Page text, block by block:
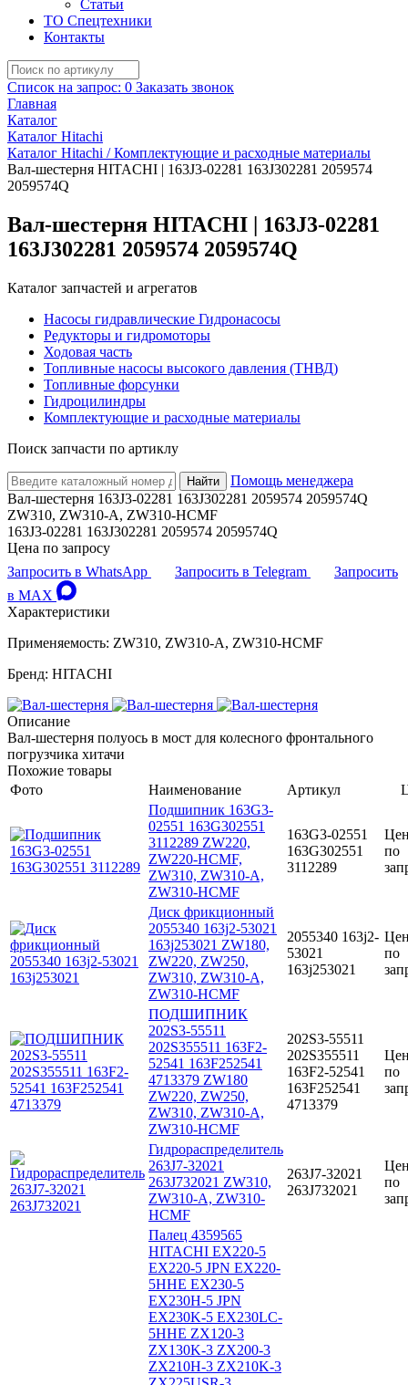
Статьи
ТО Спецтехники
Контакты
Список на запрос: 0 Заказать звонок
Главная
Каталог
Каталог Hitachi
Каталог Hitachi / Комплектующие и расходные материалы
Вал-шестерня HITACHI | 163J3-02281 163J302281 2059574
2059574Q
Вал-шестерня HITACHI | 163J3-02281
163J302281 2059574 2059574Q
Каталог запчастей и агрегатов
Насосы гидравлические Гидронасосы
Редукторы и гидромоторы
Ходовая часть
Топливные насосы высокого давления (ТНВД)
Топливные форсунки
Гидроцилиндры
Комплектующие и расходные материалы
Поиск запчасти по артиклу
Найти
Помощь менеджера
Вал-шестерня 163J3-02281 163J302281 2059574 2059574Q
ZW310, ZW310-A, ZW310-HCMF
163J3-02281 163J302281 2059574 2059574Q
Цена по запросу
Запросить в WhatsApp
Запросить в Telegram
Запросить
в MAX
Характеристики
Применяемость: ZW310, ZW310-A, ZW310-HCMF
Бренд: HITACHI
Описание
Вал-шестерня полуось в мост для колесного фронтального
погрузчика хитачи
Похожие товары
Фото
Наименование Артикул
Подшипник 163G3-
02551 163G302551
3112289 ZW220,
ZW220-HCMF,
ZW310, ZW310-A,
ZW310-HCMF
163G3-02551
163G302551
3112289
по
Диск фрикционный
2055340 163j2-53021
163j253021 ZW180,
ZW220, ZW250,
ZW310, ZW310-A,
ZW310-HCMF
2055340 163j2-
53021
163j253021
по
ПОДШИПНИК
202S3-55511
202S355511 163F2-
52541 163F252541
4713379 ZW180
ZW220, ZW250,
ZW310, ZW310-A,
ZW310-HCMF
202S3-55511
202S355511
163F2-52541
163F252541
4713379
по
Гидрораспределитель
263J7-32021
263J732021 ZW310,
ZW310-A, ZW310-
HCMF
263J7-32021
263J732021
по
Палец 4359565
HITACHI EX220-5
EX220-5 JPN EX220-
5HHE EX230-5
EX230H-5 JPN
EX230K-5 EX230LC-
5HHE ZX120-3
ZX130K-3 ZX200-3
ZX210H-3 ZX210K-3